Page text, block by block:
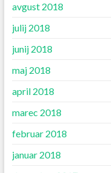
avgust 2018
julij 2018
junij 2018
maj 2018
april 2018
marec 2018
februar 2018
januar 2018